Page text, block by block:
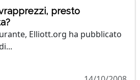
presto
Elliott.org ha pubblicato